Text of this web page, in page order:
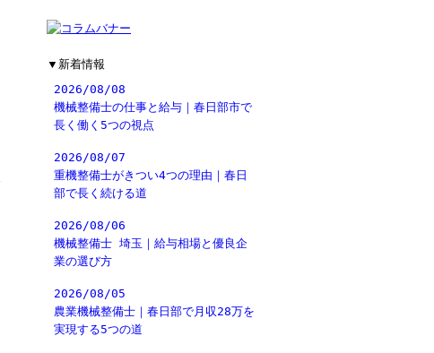
▼ 新着情報
2026/08/08
機械整備士の仕事と給与｜春日部市で
長く働く5つの視点
2026/08/07
重機整備士がきつい4つの理由｜春日
部で長く続ける道
2026/08/06
機械整備士 埼玉｜給与相場と優良企
業の選び方
2026/08/05
農業機械整備士｜春日部で月収28万を
実現する5つの道